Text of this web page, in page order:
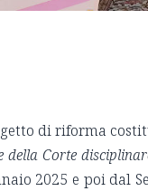
di riforma
Corte
2025 e poi dal